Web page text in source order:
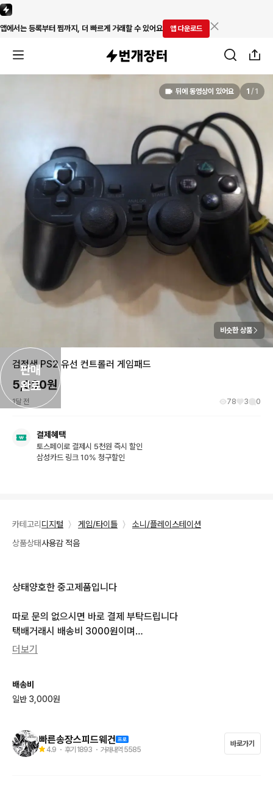
앱에서는 등록부터 찜까지, 더 빠르게 거래할 수 있어요 앱 다운로드
판매
완료
뒤에 동영상이 있어요 1 / 1
비슷한 상품
검정색 PS2 유선 컨트롤러 게임패드
5,000원
1달 전 78 3 0
결제혜택
토스페이로 결제시 5천원 즉시 할인
삼성카드 링크 10% 청구할인
카테고리 디지털 〉 게임/타이틀 〉
소니/플레이스테이션
상품상태사용감 적음
상태양호한 중고제품입니다
따로 문의 없으시면 바로 결제 부탁드립니다
택배거래시 배송비 3000원이며
제주산간지역등은 3000원 추가
더보기
배송비
일반 3,000원
빠른송장스피드웨건
4.9 ・ 후기 1893 ・ 거래내역 5585
바로가기